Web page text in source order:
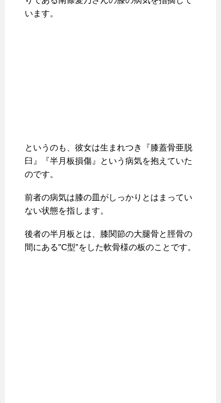
います。
というのも、彼女は生まれつき『膝蓋骨亜脱
臼』『半月板損傷』という病気を抱えていた
のです。
前者の病気は膝の皿がしっかりとはまってい
ない状態を指します。
後者の半月板とは、膝関節の大腿骨と脛骨の
間にある”C型”をした軟骨様の板のことです。